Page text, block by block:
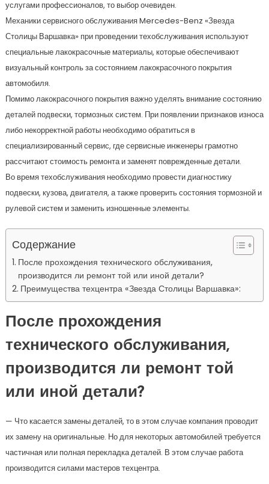
услугами профессионалов, то выбор очевиден.
Механики сервисного обслуживания Mercedes-Benz «Звезда
Столицы Варшавка» при проведении техобслуживания используют
специальные лакокрасочные материалы, которые обеспечивают
визуальный контроль за состоянием лакокрасочного покрытия
автомобиля.
Помимо лакокрасочного покрытия важно уделять внимание состоянию
деталей подвески, тормозных систем. При появлении признаков износа
либо некорректной работы необходимо обратиться в
специализированный сервис, где сервисные инженеры грамотно
рассчитают стоимость ремонта и заменят поврежденные детали.
Во время техобслуживания необходимо провести диагностику
подвески, кузова, двигателя, а также проверить состояния тормозной и
рулевой систем и заменить изношенные элементы.
Содержание
После прохождения технического обслуживания,
производится ли ремонт той или иной детали?
Преимущества техцентра «Звезда Столицы Варшавка»:
После прохождения
технического обслуживания,
производится ли ремонт той
или иной детали?
— Что касается замены деталей, то в этом случае компания проводит
их замену на оригинальные. Но для некоторых автомобилей требуется
частичная или полная перекладка деталей. В этом случае работа
производится силами мастеров техцентра.